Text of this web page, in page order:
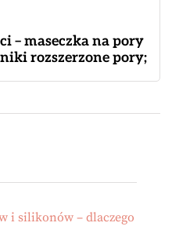
– maseczka na pory
rozszerzone pory;
i silikonów – dlaczego